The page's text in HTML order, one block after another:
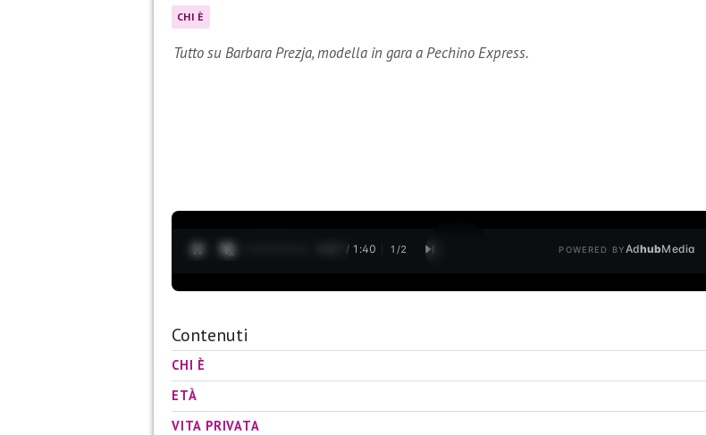
CHI È
Tutto su Barbara Prezja, modella in gara a Pechino Express.
0:28 / 1:40 1 /2 POWERED BYAdhubMedia
Contenuti
CHI È
ETÀ
VITA PRIVATA